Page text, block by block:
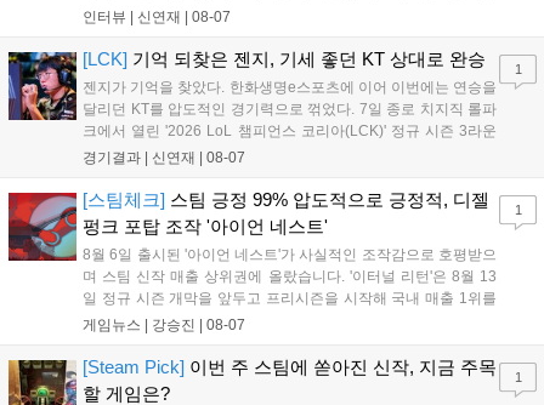
를 벌리며 25분 만에 승리하면서 말 그대로 압도적인 경기력을 선
하며 POM에 선정됐...
인터뷰 | 신연재 | 08-07
[LCK] 기억 되찾은 젠지, 기세 좋던 KT 상대로 완승
젠지가 기억을 찾았다. 한화생명e스포츠에 이어 이번에는 연승을
달리던 KT를 압도적인 경기력으로 꺾었다. 7일 종로 치지직 롤파
크에서 열린 '2026 LoL 챔피언스 코리아(LCK)' 정규 시즌 3라운
드 레전드 그룹, kt 롤스터와 젠지 e스포츠의 대결에서 젠지가 압
기억을 되찾기라도 한 듯 1,...
경기결과 | 신연재 | 08-07
1
[스팀체크] 스팀 긍정 99% 압도적으로 긍정적, 디젤
펑크 포탑 조작 '아이언 네스트'
8월 6일 출시된 '아이언 네스트'가 사실적인 조작감으로 호평받으
며 스팀 신작 매출 상위권에 올랐습니다. '이터널 리턴'은 8월 13
일 정규 시즌 개막을 앞두고 프리시즌을 시작해 국내 매출 1위를
기록했습니다. 25주년을 맞은 '고스트 리콘' 시리즈는 8월 6일 쇼
'마블 투혼: 파이팅 소울즈'와 레트로 수리 시뮬레이션 '리스토
리'도 스팀에 정식 출시되었습니다....
게임뉴스 | 강승진 | 08-07
1
[Steam Pick] 이번 주 스팀에 쏟아진 신작, 지금 주목
할 게임은?
1